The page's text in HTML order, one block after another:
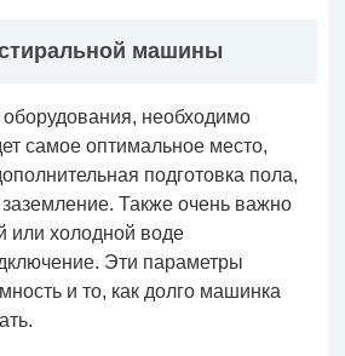
машины
необходимо
самое оптимальное место,
подготовка пола,
заземление. Также очень важно
или холодной воде
Эти параметры
и то, как долго машинка